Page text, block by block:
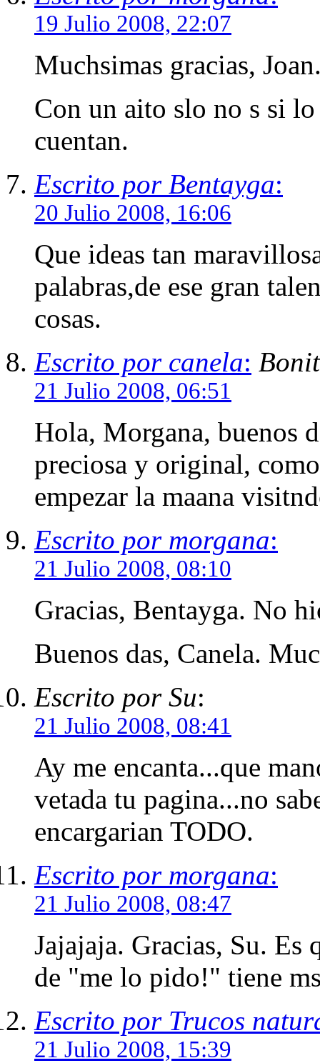
19 Julio 2008, 22:07
Muchsimas gracias,
Con un aito slo no s si
cuentan.
Escrito por Bentayga:
20 Julio 2008, 16:06
Que ideas tan
palabras,de ese gran
cosas.
Escrito por canela:
21 Julio 2008, 06:51
Hola, Morgana, buenos
preciosa y original,
empezar la maana
Escrito por morgana:
21 Julio 2008, 08:10
Gracias, Bentayga. No
Buenos das, Canela.
Escrito por Su:
21 Julio 2008, 08:41
Ay me encanta...que
vetada tu pagina...no
encargarian TODO.
Escrito por morgana:
21 Julio 2008, 08:47
Jajajaja. Gracias, Su. Es
de "me lo pido!" tiene
Escrito por Trucos
21 Julio 2008, 15:39